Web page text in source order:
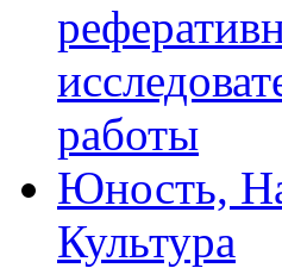
работы
Юность,
Культура